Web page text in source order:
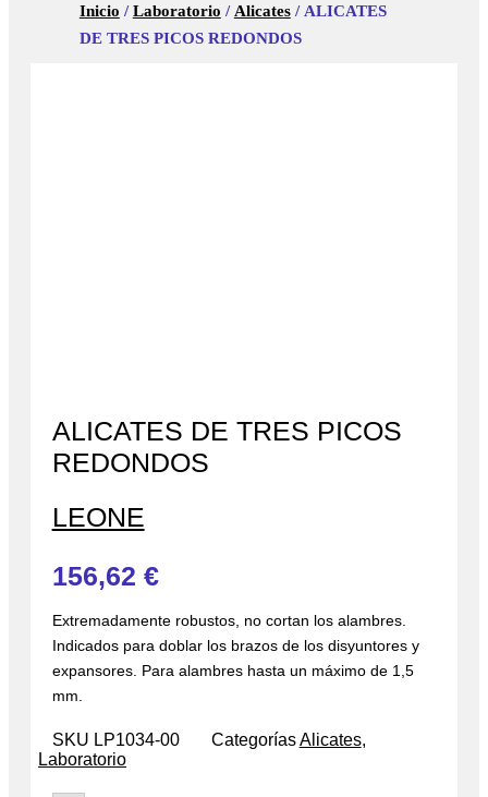
Inicio /Laboratorio / Alicates/ ALICATES
DE TRES PICOS REDONDOS
ALICATES DE TRES PICOS
REDONDOS
LEONE
156,62 €
Extremadamente robustos, no cortan los alambres.
Indicados para doblar los brazos de los disyuntores y
expansores. Para alambres hasta un máximo de 1,5
mm.
SKU LP1034-00 Categorías Alicates,
Laboratorio